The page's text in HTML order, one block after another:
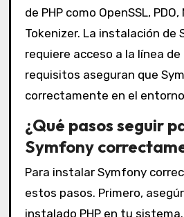
de PHP como OpenSSL,
Tokenizer. La instalación de
requiere acceso a la línea
requisitos aseguran que
correctamente en el
¿Qué pasos seguir
Symfony
Para instalar Symfony
estos pasos. Primero,
instalado PHP en tu